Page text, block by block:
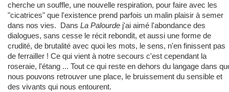
cherche un souffle, une nouvelle respiration, pour faire avec les
"cicatrices" que l'existence prend parfois un malin plaisir à semer
dans nos vies. Dans La Palourde j'ai aimé l'abondance des
dialogues, sans cesse le récit rebondit, et aussi une forme de
crudité, de brutalité avec quoi les mots, le sens, n'en finissent pas
de ferrailler ! Ce qui vient à notre secours c'est cependant la
roseraie, l'étang ... Tout ce qui reste en dehors du langage dans
nous pouvons retrouver une place, le bruissement du sensible et
des vivants qui nous entourent.